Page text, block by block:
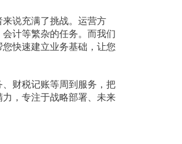
说充满了挑战。运营方
计等繁杂的任务。而我们
快速建立业务基础，让您
财税记账等周到服务，把
，专注于战略部署、未来